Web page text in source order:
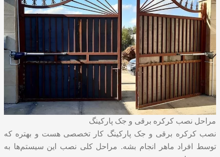
مراحل نصب کرکره برقی و جک پارکینگ
نصب کرکره برقی و جک پارکینگ کار تخصصی هست و بهتره که
توسط افراد ماهر انجام بشه. مراحل کلی نصب این سیستم‌ها به